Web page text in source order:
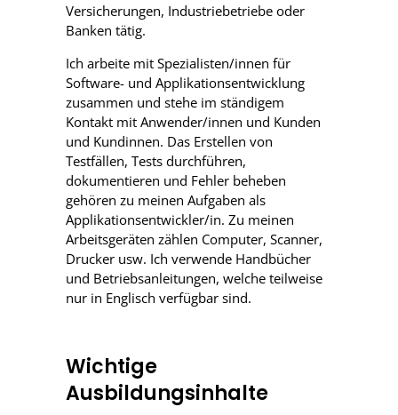
Versicherungen, Industriebetriebe oder
Banken tätig.
Ich arbeite mit Spezialisten/innen für
Software- und Applikationsentwicklung
zusammen und stehe im ständigem
Kontakt mit Anwender/innen und Kunden
und Kundinnen. Das Erstellen von
Testfällen, Tests durchführen,
dokumentieren und Fehler beheben
gehören zu meinen Aufgaben als
Applikationsentwickler/in. Zu meinen
Arbeitsgeräten zählen Computer, Scanner,
Drucker usw. Ich verwende Handbücher
und Betriebsanleitungen, welche teilweise
nur in Englisch verfügbar sind.
Wichtige
Ausbildungsinhalte